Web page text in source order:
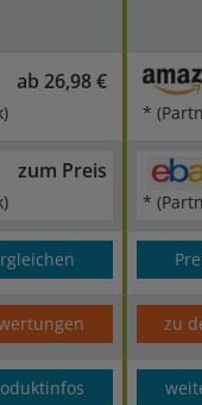
ab 26,98 €
*
zum Preis
*
zu